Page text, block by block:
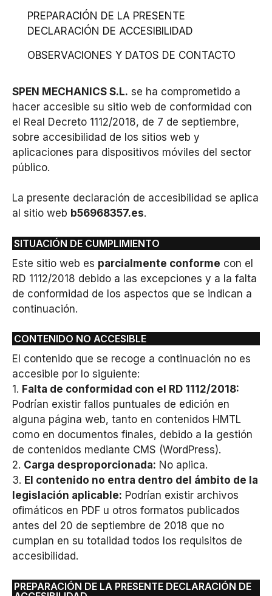
PREPARACIÓN DE LA PRESENTE
DECLARACIÓN DE ACCESIBILIDAD
OBSERVACIONES Y DATOS DE CONTACTO
SPEN MECHANICS S.L. se ha comprometido a
hacer accesible su sitio web de conformidad con
el Real Decreto 1112/2018, de 7 de septiembre,
sobre accesibilidad de los sitios web y
aplicaciones para dispositivos móviles del sector
público.
La presente declaración de accesibilidad se aplica
al sitio web b56968357.es.
SITUACIÓN DE CUMPLIMIENTO
Este sitio web es parcialmente conforme con el
RD 1112/2018 debido a las excepciones y a la falta
de conformidad de los aspectos que se indican a
continuación.
CONTENIDO NO ACCESIBLE
El contenido que se recoge a continuación no es
accesible por lo siguiente:
1. Falta de conformidad con el RD 1112/2018:
Podrían existir fallos puntuales de edición en
alguna página web, tanto en contenidos HMTL
como en documentos finales, debido a la gestión
de contenidos mediante CMS (WordPress).
2. Carga desproporcionada: No aplica.
3. El contenido no entra dentro del ámbito de la
legislación aplicable: Podrían existir archivos
ofimáticos en PDF u otros formatos publicados
antes del 20 de septiembre de 2018 que no
cumplan en su totalidad todos los requisitos de
accesibilidad.
PREPARACIÓN DE LA PRESENTE DECLARACIÓN DE